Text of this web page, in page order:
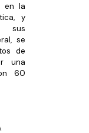
en la
y
sus
se
de
una
60